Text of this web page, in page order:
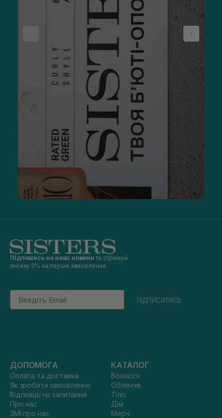
Підпишись на наші новини та отримуй
знижку 5% на перше замовлення
Email
підписатись
ДОПОМОГА
Оплата та доставка
Як зробити замовлення
Відповіді на запитання
Про нас
ЗМІ про нас
КАТАЛОГ
Волосся
Обличчя
Тіло
Дім
Мерч